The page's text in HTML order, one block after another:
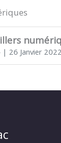
| 26 Janvier 2022